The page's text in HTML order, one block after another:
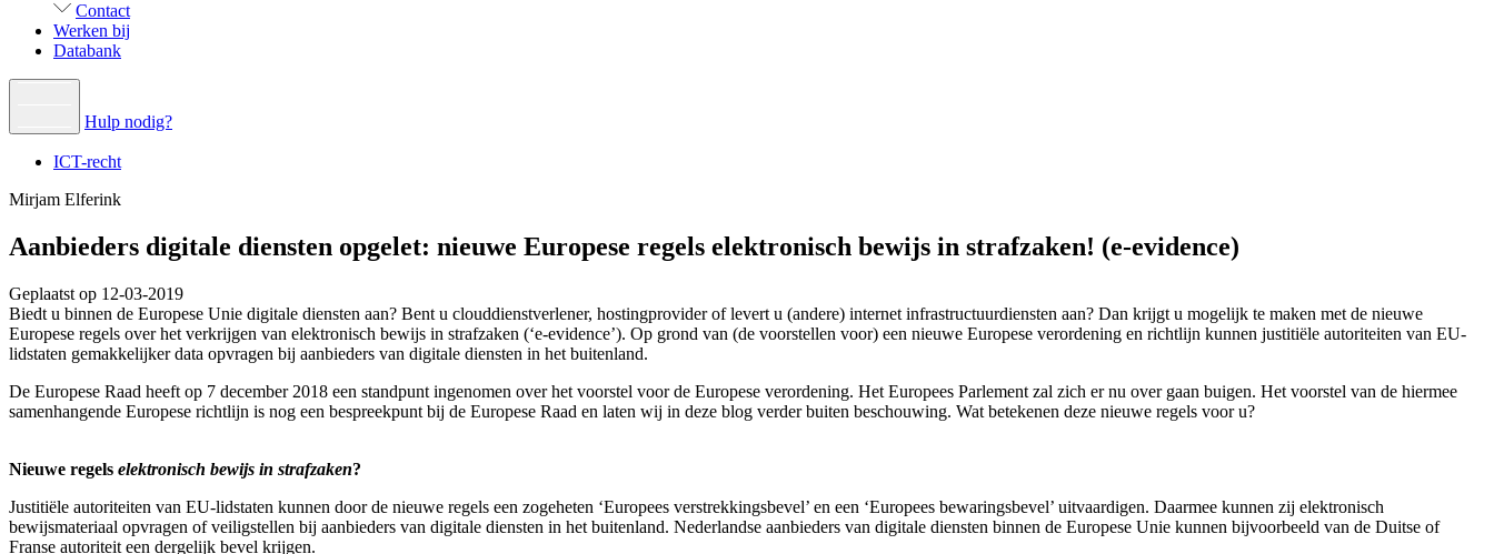
Contact
Werken bij
Databank
Hulp nodig?
ICT-recht
Mirjam Elferink
Aanbieders digitale diensten opgelet: nieuwe Europese regels elektronisch bewijs in strafzaken! (e-evidence)
Geplaatst op 12-03-2019
Biedt u binnen de Europese Unie digitale diensten aan? Bent u clouddienstverlener, hostingprovider of levert u (andere) internet infrastructuurdiensten aan? Dan krijgt u mogelijk te maken met de nieuwe
Europese regels over het verkrijgen van elektronisch bewijs in strafzaken (‘e-evidence’). Op grond van (de voorstellen voor) een nieuwe Europese verordening en richtlijn kunnen justitiële autoriteiten van EU-
lidstaten gemakkelijker data opvragen bij aanbieders van digitale diensten in het buitenland.
De Europese Raad heeft op 7 december 2018 een standpunt ingenomen over het voorstel voor de Europese verordening. Het Europees Parlement zal zich er nu over gaan buigen. Het voorstel van de hiermee
samenhangende Europese richtlijn is nog een bespreekpunt bij de Europese Raad en laten wij in deze blog verder buiten beschouwing. Wat betekenen deze nieuwe regels voor u?
Nieuwe regels elektronisch bewijs in strafzaken?
Justitiële autoriteiten van EU-lidstaten kunnen door de nieuwe regels een zogeheten ‘Europees verstrekkingsbevel’ en een ‘Europees bewaringsbevel’ uitvaardigen. Daarmee kunnen zij elektronisch
bewijsmateriaal opvragen of veiligstellen bij aanbieders van digitale diensten in het buitenland. Nederlandse aanbieders van digitale diensten binnen de Europese Unie kunnen bijvoorbeeld van de Duitse of
Franse autoriteit een dergelijk bevel krijgen.